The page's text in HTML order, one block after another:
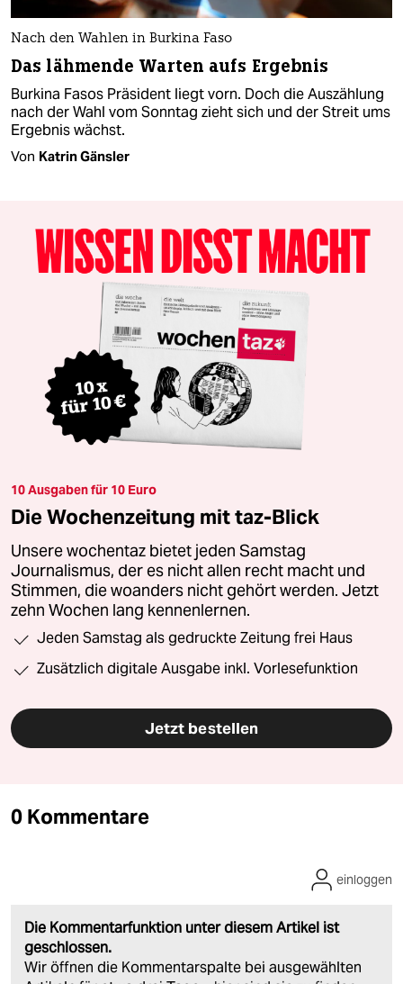
Nach den Wahlen in Burkina Faso
Das lähmende Warten aufs Ergebnis
Burkina Fasos Präsident liegt vorn. Doch die Auszählung
nach der Wahl vom Sonntag zieht sich und der Streit ums
Ergebnis wächst.
Von Katrin Gänsler
10 Ausgaben für 10 Euro
Die Wochenzeitung mit taz-Blick
Unsere wochentaz bietet jeden Samstag
Journalismus, der es nicht allen recht macht und
Stimmen, die woanders nicht gehört werden. Jetzt
zehn Wochen lang kennenlernen.
Jeden Samstag als gedruckte Zeitung frei Haus
Zusätzlich digitale Ausgabe inkl. Vorlesefunktion
Jetzt bestellen
0 Kommentare
Die Kommentarfunktion unter diesem Artikel ist
geschlossen.
Wir öffnen die Kommentarspalte bei ausgewählten
einloggen